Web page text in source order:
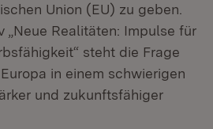
Union (EU) zu geben.
„Neue Realitäten: Impulse für
steht die Frage
in einem schwierigen
und zukunftsfähiger